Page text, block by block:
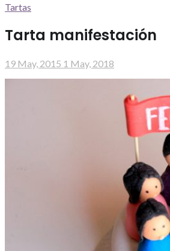
Tartas
Tarta manifestación
19 May, 2015 1 May, 2018